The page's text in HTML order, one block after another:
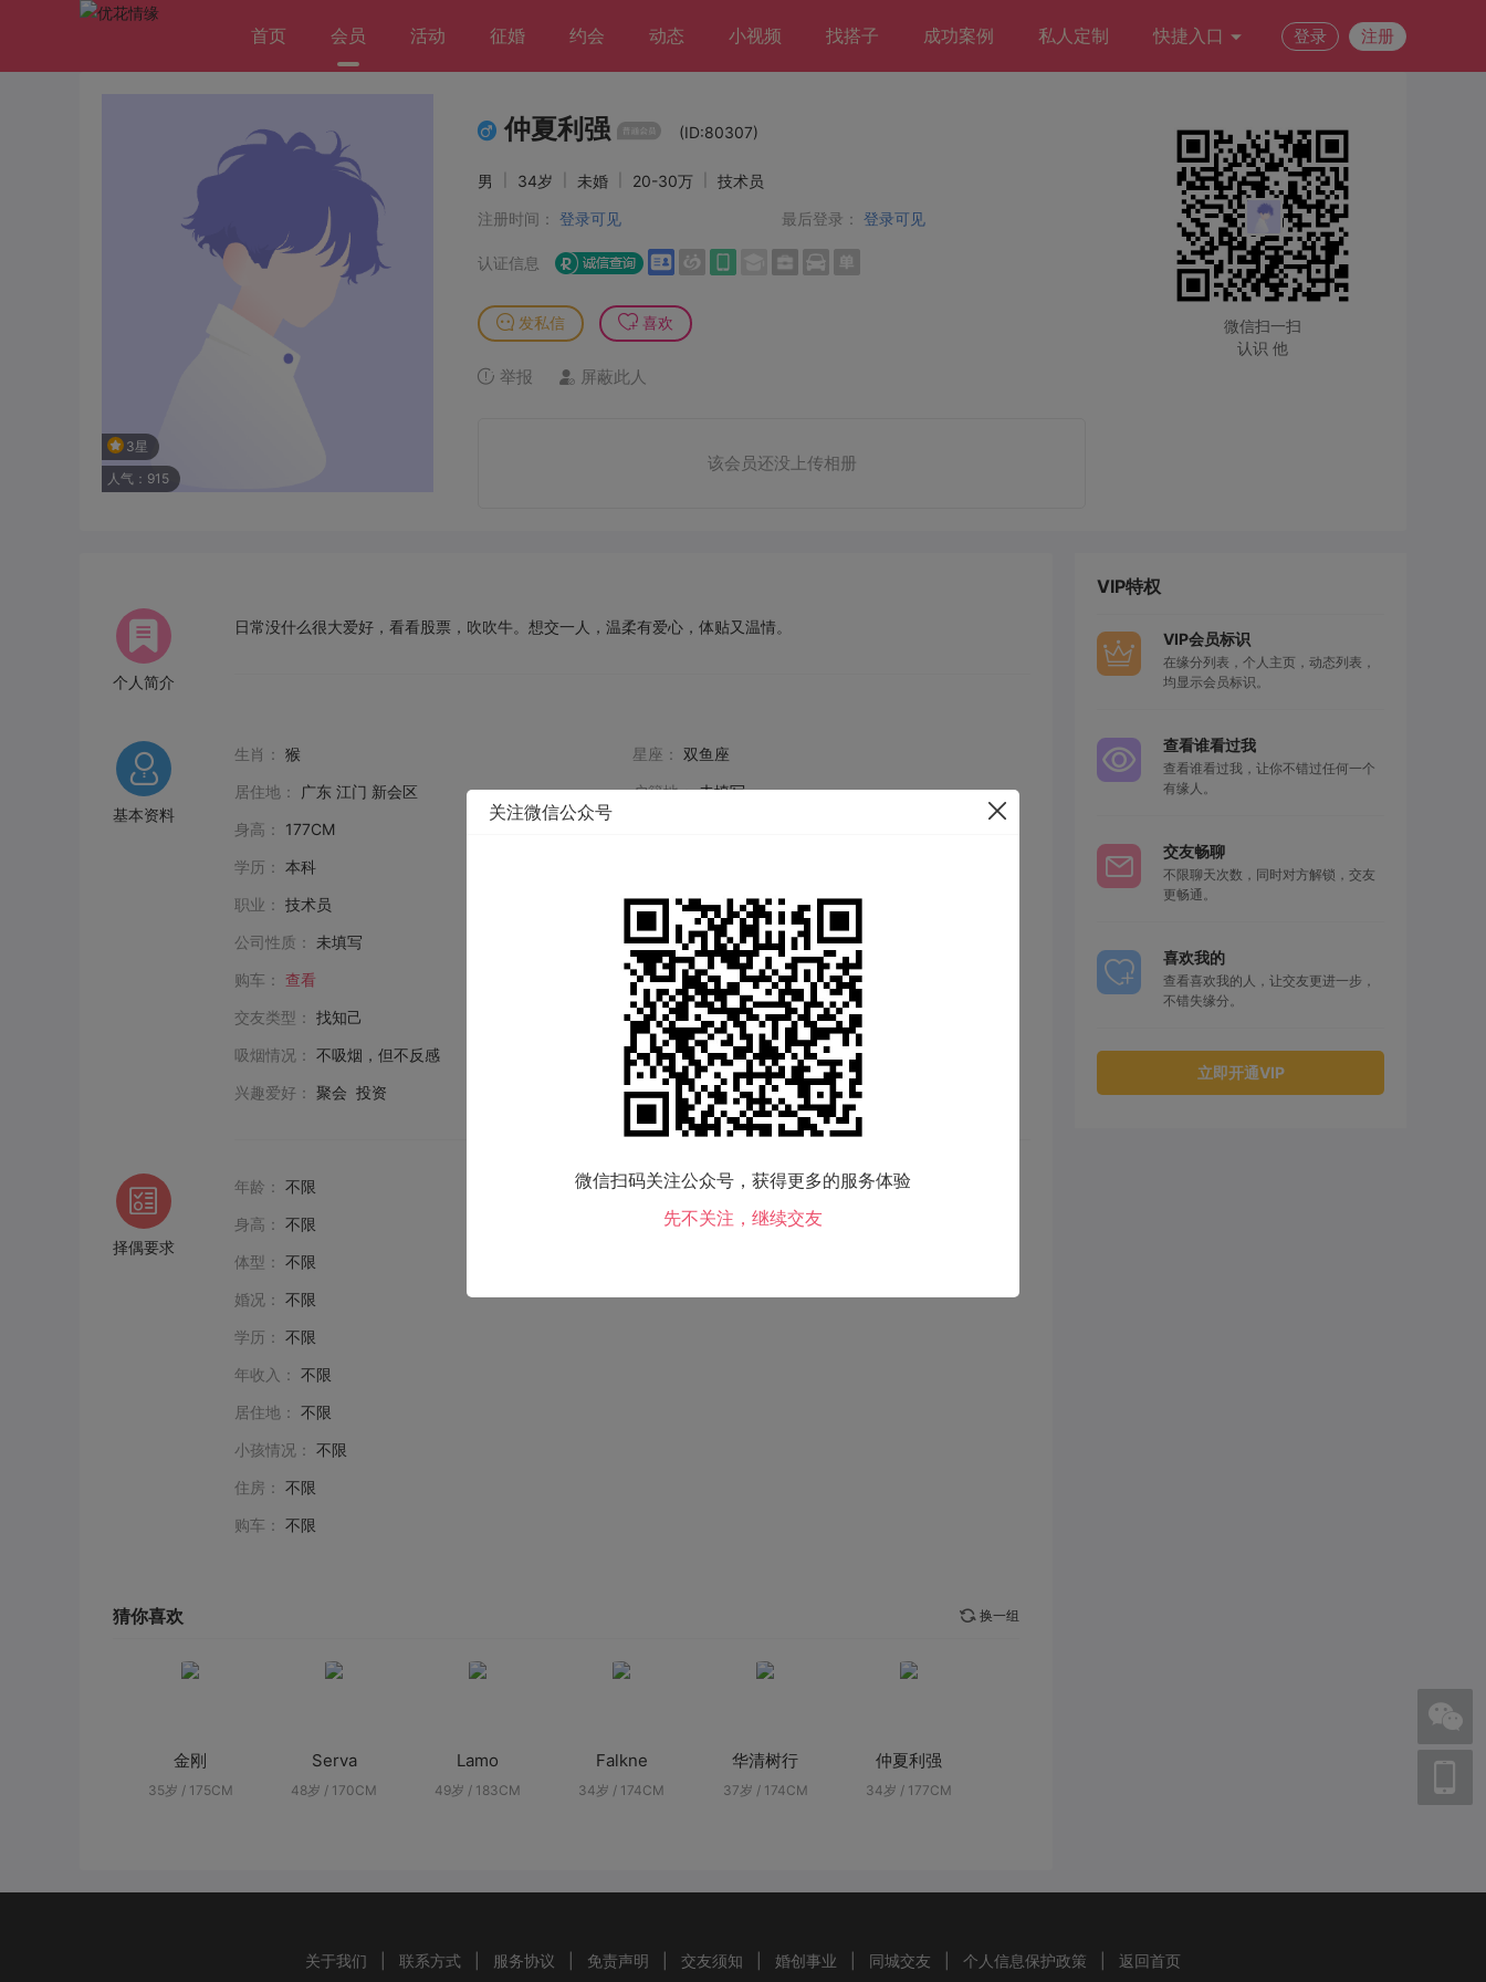
首页 会员 活动 征婚 约会 动态 小视频 找搭子 成功案例 私人定制 快捷入口 登录 注册
3星
人气：915
仲夏利强 (ID:80307)
男 34岁 未婚 20-30万
技术员
注册时间： 登录可见 最后登录： 登录可见
认证信息
发私信 喜欢
举报 屏蔽此人
该会员还没上传相册
微信扫一扫
认识 他
个人简介
日常没什么很大爱好，看看股票，吹吹牛。想交一人，温柔有爱心，体贴又温情。
基本资料
生肖： 猴 星座： 双鱼座
居住地：
广东 江门 新会区 户籍地： 未填写
身高：
177CM
学历： 本科
职业： 技术员 年收入：20-30万
公司性质：
未填写 民族：未填写
购车：
查看 购房：
查看
交友类型： 找知己 小孩情况：没有
吸烟情况： 不吸烟，但不反感 喝酒情况：兴致时小酌
兴趣爱好： 聚会 投资
择偶要求
年龄： 不限
身高： 不限
体型： 不限
婚况： 不限
学历： 不限
年收入： 不限
居住地： 不限
小孩情况： 不限
住房： 不限
购车： 不限
猜你喜欢 换一组
金刚
35岁 / 175CM
Serva
48岁 / 170CM
Lamo
49岁 / 183CM
Falkne
34岁 / 174CM
华清树行
37岁 / 174CM
仲夏利强
34岁 / 177CM
VIP特权
VIP会员标识
在缘分列表，个人主页，动态列表，
均显示会员标识。
查看谁看过我
查看谁看过我，让你不错过任何一个
有缘人。
交友畅聊
不限聊天次数，同时对方解锁，交友
更畅通。
喜欢我的
查看喜欢我的人，让交友更进一步，
不错失缘分。
立即开通VIP
关于我们 联系方式 服务协议 免责声明 交友须知 婚创事业 同城交友 个人信息保护政策 返回首页
关注微信公众号
微信扫码关注公众号，获得更多的服务体验
先不关注，继续交友